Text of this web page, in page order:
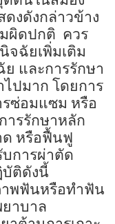
งดังกล่าวข้าง
ผิดปกติ ควร
จฉัยเพิ่มเติม
และการรักษา
ปมาก โดยการ
ซ่อมแซม หรือ
ารรักษาหลัก
ด หรือฟื้นฟู
การผ่าตัด
บัติดังนี้
าพฟันหรือทำฟัน
าบาล